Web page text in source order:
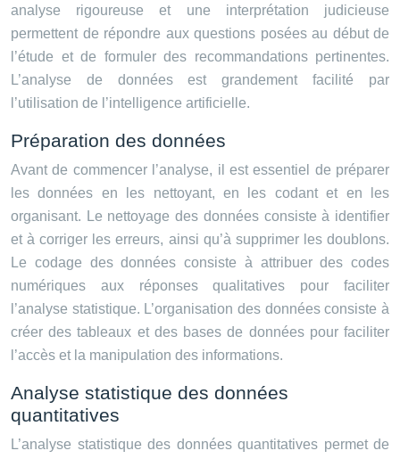
analyse rigoureuse et une interprétation judicieuse
permettent de répondre aux questions posées au début de
l’étude et de formuler des recommandations pertinentes.
L’analyse de données est grandement facilité par
l’utilisation de l’intelligence artificielle.
Préparation des données
Avant de commencer l’analyse, il est essentiel de préparer
les données en les nettoyant, en les codant et en les
organisant. Le nettoyage des données consiste à identifier
et à corriger les erreurs, ainsi qu’à supprimer les doublons.
Le codage des données consiste à attribuer des codes
numériques aux réponses qualitatives pour faciliter
l’analyse statistique. L’organisation des données consiste à
créer des tableaux et des bases de données pour faciliter
l’accès et la manipulation des informations.
Analyse statistique des données
quantitatives
L’analyse statistique des données quantitatives permet de